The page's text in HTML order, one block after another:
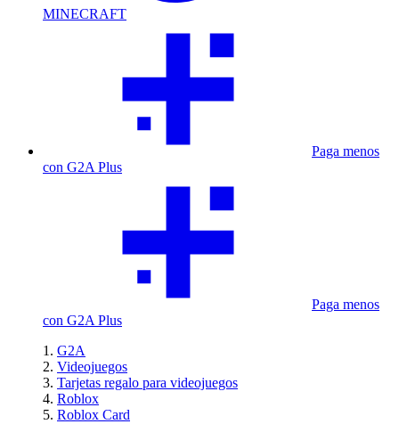
MINECRAFT
Paga menos
con G2A Plus
Paga menos
con G2A Plus
G2A
Videojuegos
Tarjetas regalo para videojuegos
Roblox
Roblox Card